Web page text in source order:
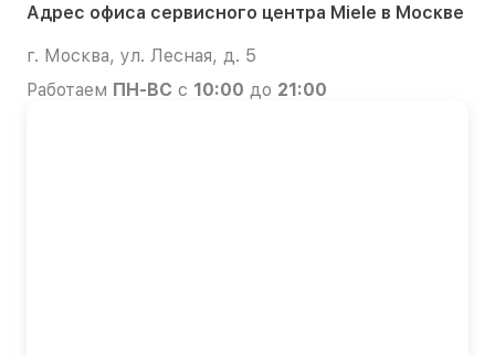
Адрес офиса сервисного центра Miele в Москве
г. Москва, ул. Лесная, д. 5
Работаем ПН-ВС с 10:00 до 21:00